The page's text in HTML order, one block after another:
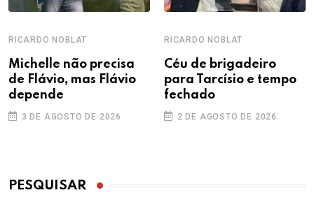
RICARDO NOBLAT
Michelle não precisa
de Flávio, mas Flávio
depende
3 DE AGOSTO DE 2026
RICARDO NOBLAT
Céu de brigadeiro
para Tarcísio e tempo
fechado
2 DE AGOSTO DE 2026
PESQUISAR